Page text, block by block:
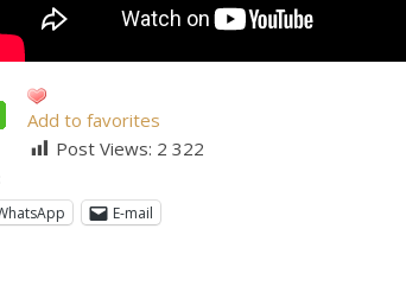
Add to favorites
Post Views: 2 322
E-mail